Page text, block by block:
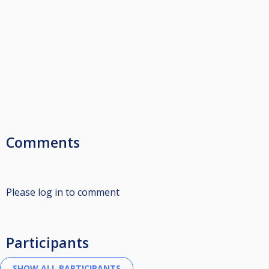
Comments
Please log in to comment
Participants